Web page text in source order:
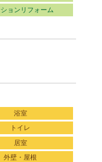
ョンリフォーム
浴室
トイレ
居室
外壁・屋根